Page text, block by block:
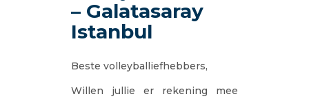
– Galatasaray
Istanbul
Beste volleyballiefhebbers,
Willen jullie er rekening mee